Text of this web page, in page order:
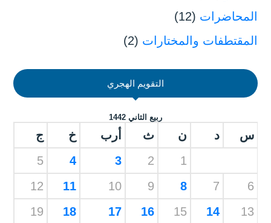
المحاضرات (12)
المقتطفات والمختارات (2)
التقويم الهجري
ربيع الثاني 1442
س د ن ث أرب خ ج
1
2
3
4
5
6
7
8
9
10
11
12
13
14
15
16
17
18
19